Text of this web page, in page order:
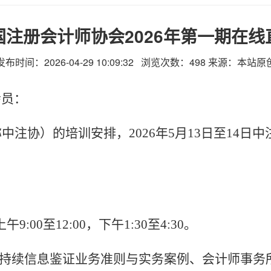
册会计师协会2026年第一期在
布时间：2026-04-29 10:09:32 浏览次数： 498 来源：本站原
：
注协）的培训安排， 2026年5月13日至14日中
9:00至12:00， 下午1:30至4:30。
续信息鉴证业务准则与实务案例、会计师事